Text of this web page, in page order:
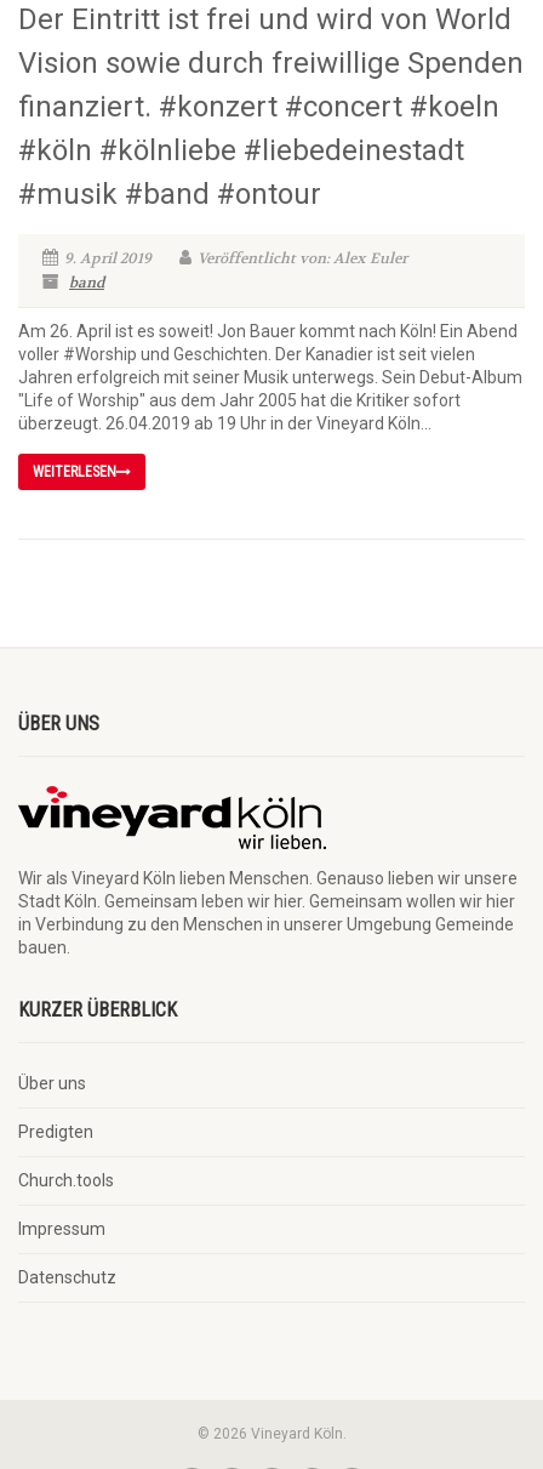
Der Eintritt ist frei und wird von World
Vision sowie durch freiwillige Spenden
finanziert. #konzert #concert #koeln
#köln #kölnliebe #liebedeinestadt
#musik #band #ontour
9. April 2019
Veröffentlicht von: Alex Euler
band
Am 26. April ist es soweit! Jon Bauer kommt nach Köln! Ein Abend
voller #Worship und Geschichten. Der Kanadier ist seit vielen
Jahren erfolgreich mit seiner Musik unterwegs. Sein Debut-Album
"Life of Worship" aus dem Jahr 2005 hat die Kritiker sofort
überzeugt. 26.04.2019 ab 19 Uhr in der Vineyard Köln...
WEITERLESEN
ÜBER UNS
Wir als Vineyard Köln lieben Menschen. Genauso lieben wir unsere
Stadt Köln. Gemeinsam leben wir hier. Gemeinsam wollen wir hier
in Verbindung zu den Menschen in unserer Umgebung Gemeinde
bauen.
KURZER ÜBERBLICK
Über uns
Predigten
Church.tools
Impressum
Datenschutz
© 2026 Vineyard Köln.